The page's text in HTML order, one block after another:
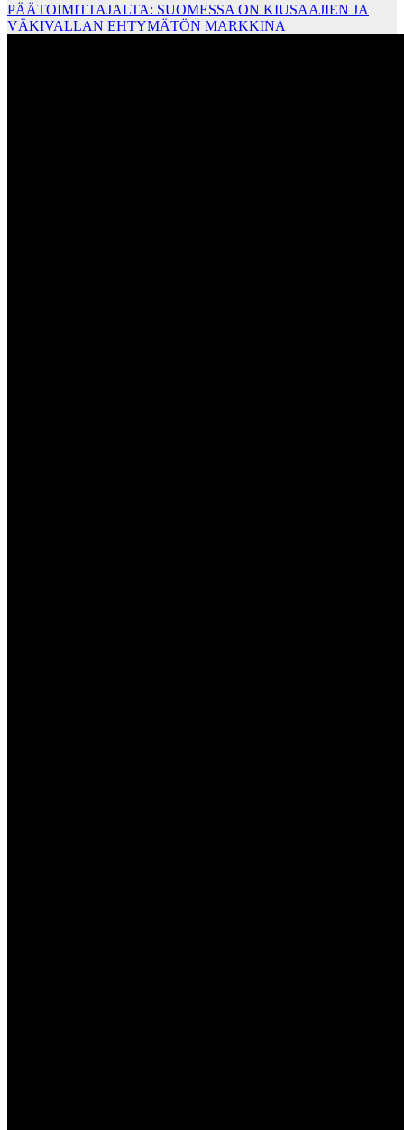
PÄÄTOIMITTAJALTA: SUOMESSA ON KIUSAAJIEN JA
VÄKIVALLAN EHTYMÄTÖN MARKKINA